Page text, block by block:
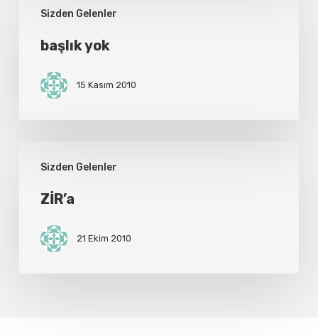
Sizden Gelenler
başlık yok
15 Kasım 2010
Sizden Gelenler
ZİR’a
21 Ekim 2010